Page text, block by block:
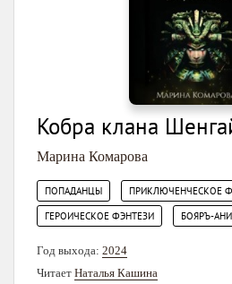
Кобра клана
Марина Комарова
ПОПАДАНЦЫ ПРИКЛЮЧЕНЧЕСКОЕ
ГЕРОИЧЕСКОЕ ФЭНТЕЗИ БОЯРЪ-
Год выхода: 2024
Читает Наталья Кашина